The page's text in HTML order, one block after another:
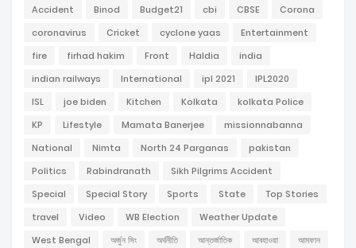
Accident Binod Budget21 cbi CBSE
Corona
coronavirus
Cricket cyclone yaas
Entertainment
fire
firhad hakim Front Haldia
india
indian railways
International ipl 2021
IPL2020
ISL
joe biden Kitchen Kolkata
kolkata Police
KP
Lifestyle Mamata Banerjee
missionnabanna
National
Nimta North 24 Parganas
pakistan
Politics
Rabindranath
Sikh Pilgrims Accident
Special
Special Story Sports State
Top Stories
travel
Video WB Election
Weather Update
West Bengal
অর্জুন সিং অর্থনীতি আন্তর্জাতিক আবহাওয়া
আমফান